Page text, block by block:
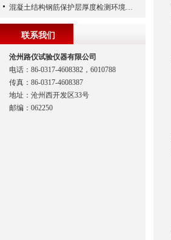
混凝土结构钢筋保护层厚度检测环境校准装置
联系我们
沧州路仪试验仪器有限公司
电话：86-0317-4608382，6010788
传真：86-0317-4608387
地址：沧州西开发区33号
邮编：062250